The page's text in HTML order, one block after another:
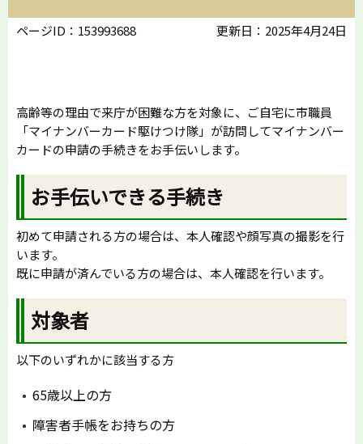
ページID：153993688 更新日：2025年4月24日
高齢等の理由で来庁が困難な方を対象に、ご自宅に市職員
「マイナンバーカード駆けつけ隊」が訪問してマイナンバー
カードの申請の手続きをお手伝いします。
お手伝いできる手続き
初めて申請される方の場合は、本人確認や顔写真の撮影を行
います。
既に申請が済んでいる方の場合は、本人確認を行います。
対象者
以下のいずれかに該当する方
65歳以上の方
障害者手帳をお持ちの方